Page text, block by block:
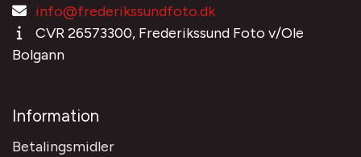
info@frederikssundfoto.dk
CVR 26573300, Frederikssund Foto v/Ole
Bolgann
Information
Betalingsmidler